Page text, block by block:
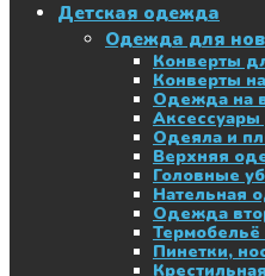
Детская одежда
Одежда для
Конверты
Конверты
Одежда на
Одеяла и
Верхняя
Головные
Нательная
Одежда
Пинетки,